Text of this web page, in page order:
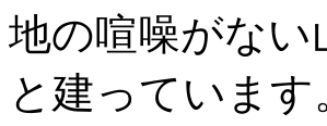
地の喧噪がな
と建っています